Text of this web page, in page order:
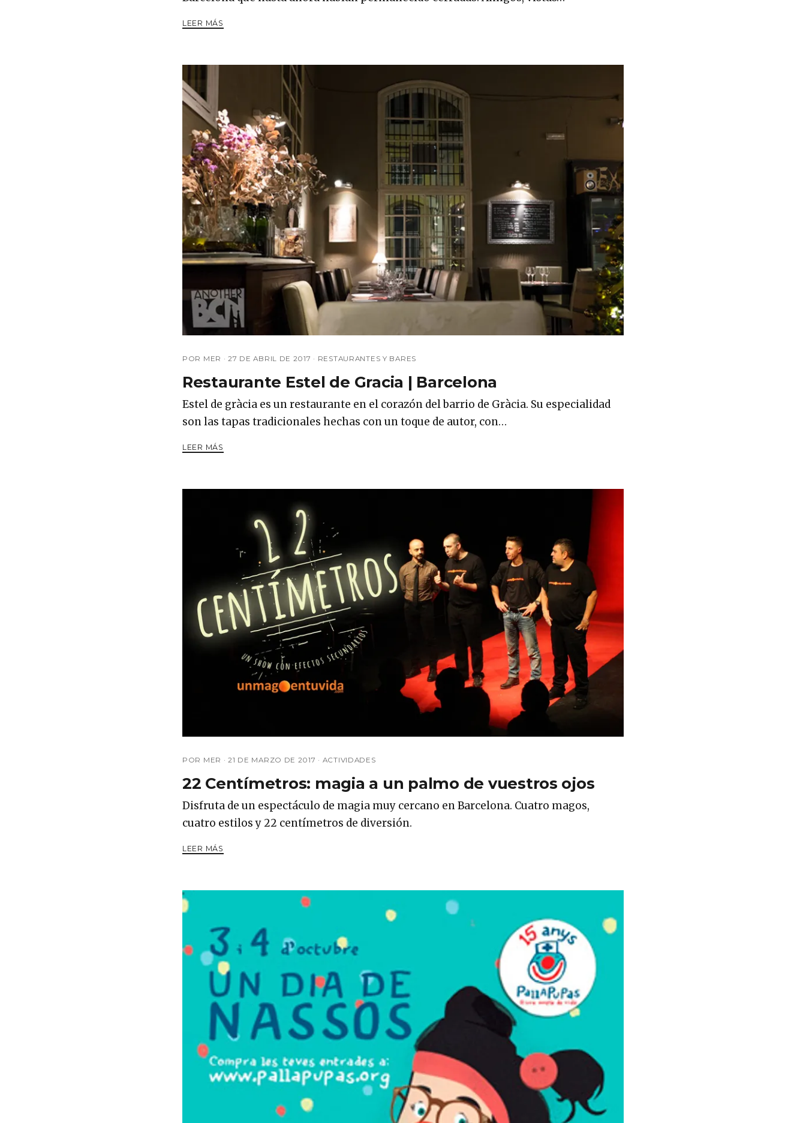
LEER MÁS
POR MER ·27 DE ABRIL DE 2017 · RESTAURANTES Y BARES
Restaurante Estel de Gracia | Barcelona
Estel de gràcia es un restaurante en el corazón del barrio de Gràcia. Su especialidad
son las tapas tradicionales hechas con un toque de autor, con…
LEER MÁS
POR MER ·21 DE MARZO DE 2017 · ACTIVIDADES
22 Centímetros: magia a un palmo de vuestros ojos
Disfruta de un espectáculo de magia muy cercano en Barcelona. Cuatro magos,
cuatro estilos y 22 centímetros de diversión.
LEER MÁS